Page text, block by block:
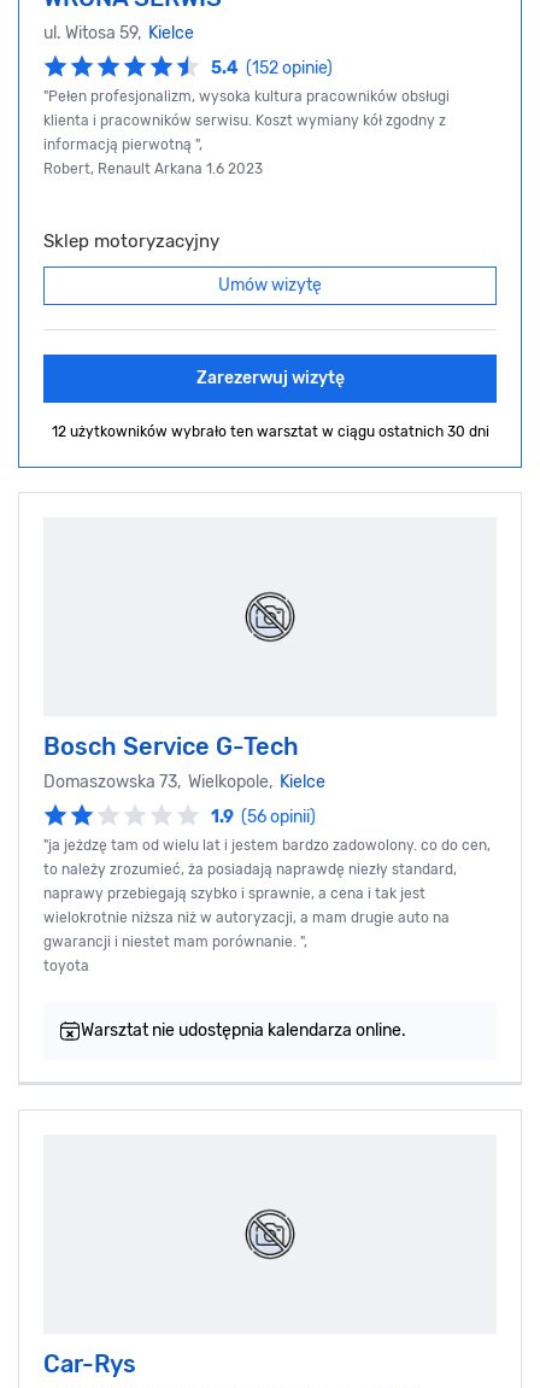
ul. Witosa 59, Kielce
5.4 (152 opinie)
"Pełen profesjonalizm, wysoka kultura pracowników obsługi
klienta i pracowników serwisu. Koszt wymiany kół zgodny z
informacją pierwotną ",
Robert, Renault Arkana 1.6 2023
Sklep motoryzacyjny
Umów wizytę
Zarezerwuj wizytę
12 użytkowników wybrało ten warsztat w ciągu ostatnich 30 dni
Bosch Service G-Tech
Domaszowska 73, Wielkopole, Kielce
1.9 (56 opinii)
"ja jeżdzę tam od wielu lat i jestem bardzo zadowolony. co do cen,
to należy zrozumieć, ża posiadają naprawdę niezły standard,
naprawy przebiegają szybko i sprawnie, a cena i tak jest
wielokrotnie niższa niż w autoryzacji, a mam drugie auto na
gwarancji i niestet mam porównanie. ",
toyota
Warsztat nie udostępnia kalendarza online.
Car-Rys